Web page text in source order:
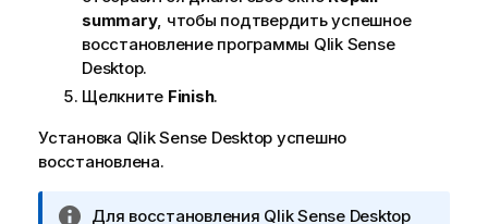
о
д
с
к
а
к
е
summary, чтобы подтвердить успешное
восстановление программы Qlik Sense
Desktop.
Щелкните Finish.
Установка Qlik Sense Desktop успешно
восстановлена.
П
Для восстановления Qlik Sense Desktop